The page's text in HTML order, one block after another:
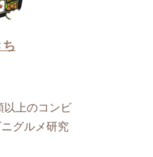
ち
以上のコンビ
グルメ研究